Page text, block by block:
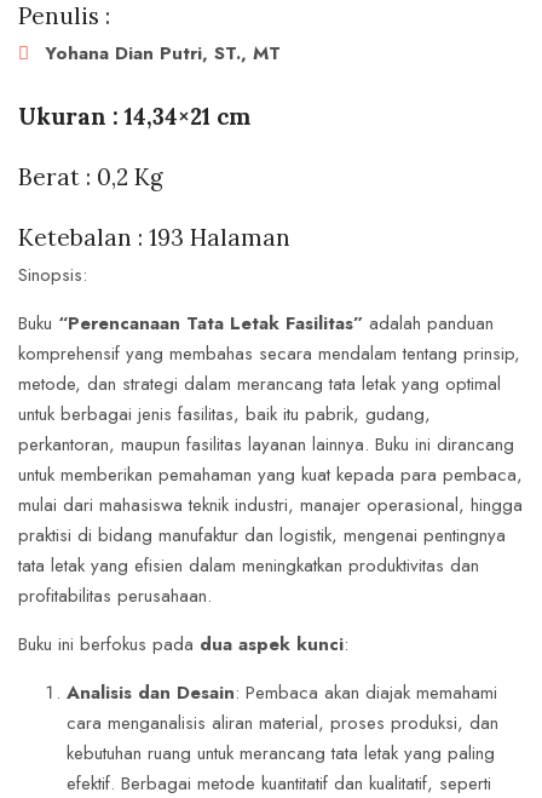
Penulis :
Yohana Dian Putri, ST., MT
Ukuran : 14,34×21 cm
Berat : 0,2 Kg
Ketebalan : 193 Halaman
Sinopsis:
Buku “Perencanaan Tata Letak Fasilitas” adalah panduan
komprehensif yang membahas secara mendalam tentang prinsip,
metode, dan strategi dalam merancang tata letak yang optimal
untuk berbagai jenis fasilitas, baik itu pabrik, gudang,
perkantoran, maupun fasilitas layanan lainnya. Buku ini dirancang
untuk memberikan pemahaman yang kuat kepada para pembaca,
mulai dari mahasiswa teknik industri, manajer operasional, hingga
praktisi di bidang manufaktur dan logistik, mengenai pentingnya
tata letak yang efisien dalam meningkatkan produktivitas dan
profitabilitas perusahaan.
Buku ini berfokus pada dua aspek kunci:
Analisis dan Desain: Pembaca akan diajak memahami
cara menganalisis aliran material, proses produksi, dan
kebutuhan ruang untuk merancang tata letak yang paling
efektif. Berbagai metode kuantitatif dan kualitatif, seperti
Save my name, email, and website in this
browser for the next time I comment.